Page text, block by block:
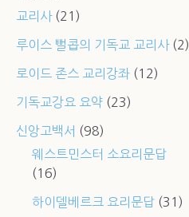
교리사(21)
루이스 뻘콥의 기독교 교리사(2)
로이드 존스 교리강좌(12)
기독교강요 요약(23)
신앙고백서 (98)
웨스트민스터 소요리문답
(16)
하이델베르크 요리문답(31)